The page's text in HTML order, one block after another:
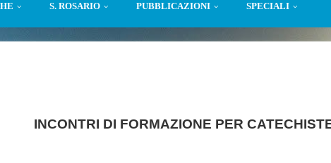
S. ROSARIO PUBBLICAZIONI SPECIALI
INCONTRI DI FORMAZIONE PER